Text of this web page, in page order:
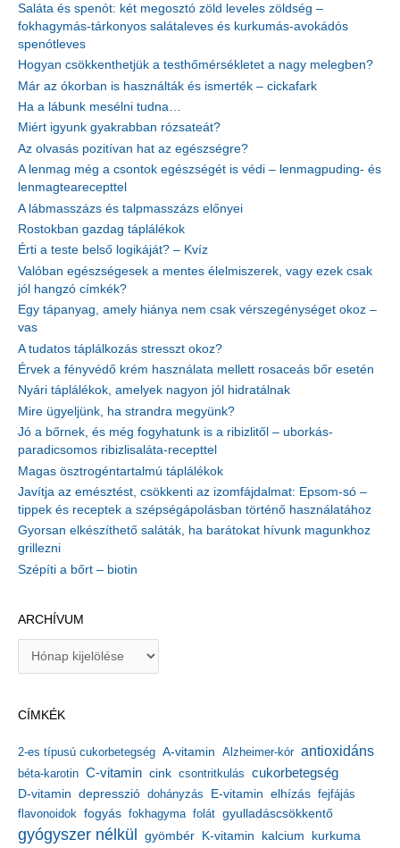
Saláta és spenót: két megosztó zöld leveles zöldség –
fokhagymás-tárkonyos salátaleves és kurkumás-avokádós
spenótleves
Hogyan csökkenthetjük a testhőmérsékletet a nagy melegben?
Már az ókorban is használták és ismerték – cickafark
Ha a lábunk mesélni tudna…
Miért igyunk gyakrabban rózsateát?
Az olvasás pozitívan hat az egészségre?
A lenmag még a csontok egészségét is védi – lenmagpuding- és
lenmagtearecepttel
A lábmasszázs és talpmasszázs előnyei
Rostokban gazdag táplálékok
Érti a teste belső logikáját? – Kvíz
Valóban egészségesek a mentes élelmiszerek, vagy ezek csak
jól hangzó címkék?
Egy tápanyag, amely hiánya nem csak vérszegénységet okoz –
vas
A tudatos táplálkozás stresszt okoz?
Érvek a fényvédő krém használata mellett rosaceás bőr esetén
Nyári táplálékok, amelyek nagyon jól hidratálnak
Mire ügyeljünk, ha strandra megyünk?
Jó a bőrnek, és még fogyhatunk is a ribizlitől – uborkás-
paradicsomos ribizlisaláta-recepttel
Magas ösztrogéntartalmú táplálékok
Javítja az emésztést, csökkenti az izomfájdalmat: Epsom-só –
tippek és receptek a szépségápolásban történő használatához
Gyorsan elkészíthető saláták, ha barátokat hívunk magunkhoz
grillezni
Szépíti a bőrt – biotin
ARCHÍVUM
í
u
m
CÍMKÉK
2-es típusú cukorbetegség A-vitamin Alzheimer-kór antioxidáns
béta-karotin C-vitamin cink csontritkulás cukorbetegség
D-vitamin depresszió dohányzás E-vitamin elhízás fejfájás
flavonoidok fogyás fokhagyma folát gyulladáscsökkentő
gyógyszer nélkül gyömbér K-vitamin kalcium kurkuma